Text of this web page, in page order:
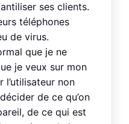
ses clients.
téléphones
de virus.
que je ne
je veux sur mon
l’utilisateur non
de ce qu’on
de ce qui est